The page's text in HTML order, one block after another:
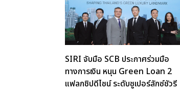
SIRI จับมือ SCB ประกาศร่วมมือ
ทางการเงิน หนุน Green Loan 2
แฟลกชิปดีไซน์ ระดับซูเปอร์ลักซ์ชัวรี